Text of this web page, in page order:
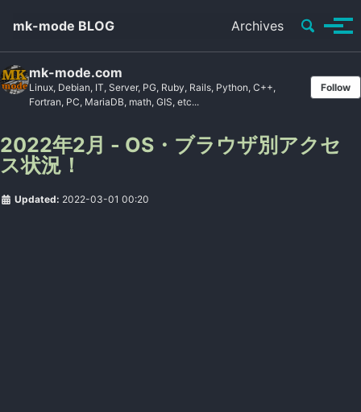
mk-mode BLOG Archives Toggle
mk-mode.com
Linux, Debian, IT, Server, PG, Ruby, Rails, Python, C++,
Fortran, PC, MariaDB, math, GIS, etc...
Follow
2022年2月 - OS・ブラウザ別アクセ
ス状況！
Updated: 2022-03-01 00:20